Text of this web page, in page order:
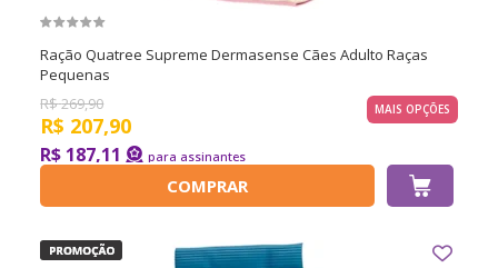
Ração Quatree Supreme Dermasense Cães Adulto Raças
Pequenas
R$269,90
R$ 207,90
R$ 187,11
MAIS OPÇÕES
COMPRAR